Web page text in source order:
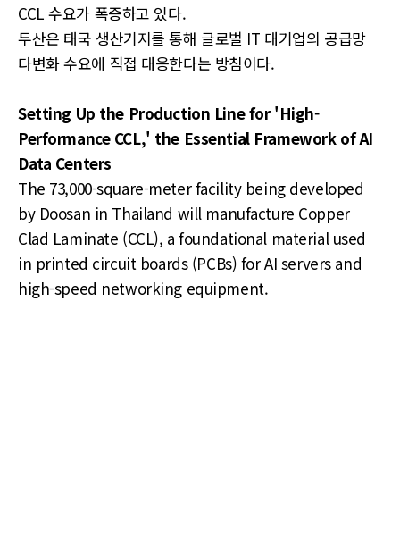
CCL 수요가 폭증하고 있다.
두산은 태국 생산기지를 통해 글로벌 IT 대기업의 공급망
다변화 수요에 직접 대응한다는 방침이다.
Setting Up the Production Line for 'High-
Performance CCL,' the Essential Framework of AI
Data Centers
The 73,000-square-meter facility being developed
by Doosan in Thailand will manufacture Copper
Clad Laminate (CCL), a foundational material used
in printed circuit boards (PCBs) for AI servers and
high-speed networking equipment.